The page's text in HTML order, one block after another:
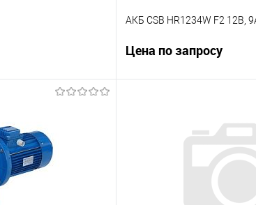
К сравнению
1
АКБ CSB HR1234W F2 12В,
Цена по запросу
Купить в 1 клик